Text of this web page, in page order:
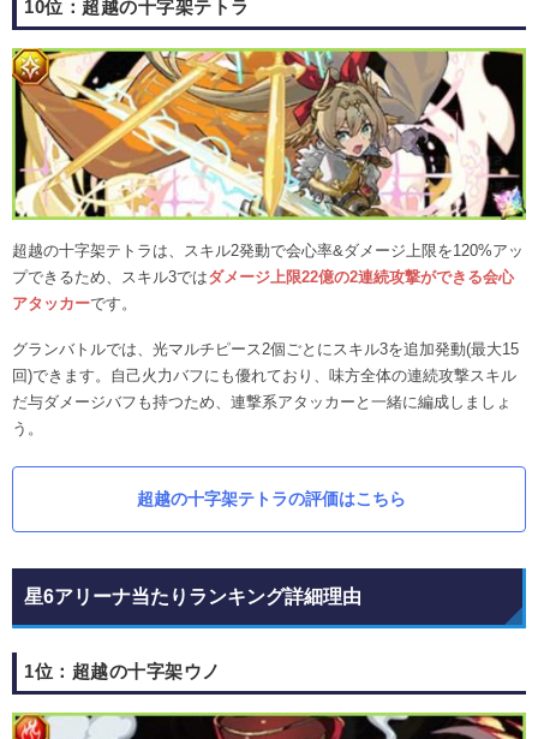
10位：超越の十字架テトラ
超越の十字架テトラは、スキル2発動で会心率&ダメージ上限を120%アッ
プできるため、スキル3ではダメージ上限22億の2連続攻撃ができる会心
アタッカーです。
グランバトルでは、光マルチピース2個ごとにスキル3を追加発動(最大15
回)できます。自己火力バフにも優れており、味方全体の連続攻撃スキル
だ与ダメージバフも持つため、連撃系アタッカーと一緒に編成しましょ
う。
超越の十字架テトラの評価はこちら
星6アリーナ当たりランキング詳細理由
1位：超越の十字架ウノ